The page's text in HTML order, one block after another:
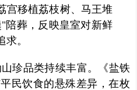
宫移植荔枝树、马王堆
陪葬，反映皇室对新鲜
。
珍品类持续丰富。《盐铁
民饮食的悬殊差异，在枚